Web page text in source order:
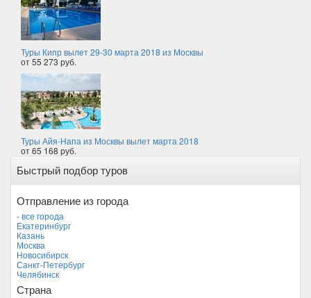
Туры Кипр вылет 29-30 марта 2018 из Москвы
от 55 273 руб.
Туры Айя-Напа из Москвы вылет марта 2018
от 65 168 руб.
Быстрый подбор туров
Отправление из города
- все города
Екатеринбург
Казань
Москва
Новосибирск
Санкт-Петербург
Челябинск
Страна